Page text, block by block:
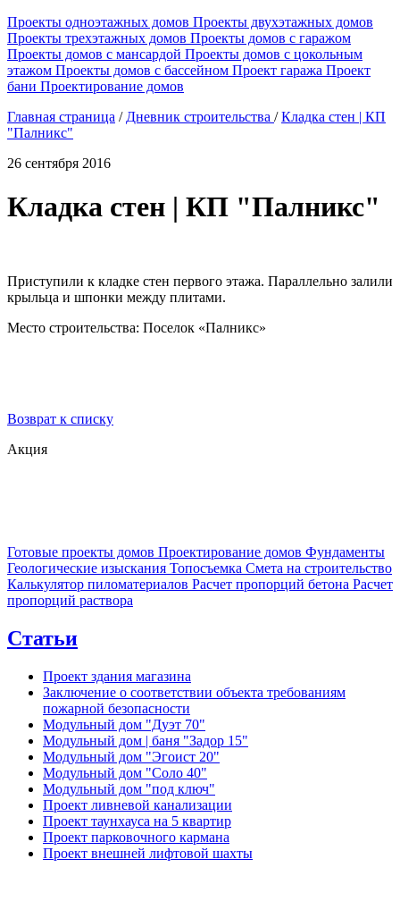
Проекты одноэтажных домов Проекты двухэтажных домов
Проекты трехэтажных домов Проекты домов с гаражом
Проекты домов с мансардой Проекты домов с цокольным
этажом Проекты домов с бассейном Проект гаража Проект
бани Проектирование домов
Главная страница / Дневник строительства / Кладка стен | КП
"Палникс"
26 сентября 2016
Кладка стен | КП "Палникс"
Приступили к кладке стен первого этажа. Параллельно залили
крыльца и шпонки между плитами.
Место строительства: Поселок «Палникс»
Возврат к списку
Акция
Готовые проекты домов Проектирование домов Фундаменты
Геологические изыскания Топосъемка Смета на строительство
Калькулятор пиломатериалов Расчет пропорций бетона Расчет
пропорций раствора
Статьи
Проект здания магазина
Заключение о соответствии объекта требованиям
пожарной безопасности
Модульный дом "Дуэт 70"
Модульный дом | баня "Задор 15"
Модульный дом "Эгоист 20"
Модульный дом "Соло 40"
Модульный дом "под ключ"
Проект ливневой канализации
Проект таунхауса на 5 квартир
Проект парковочного кармана
Проект внешней лифтовой шахты